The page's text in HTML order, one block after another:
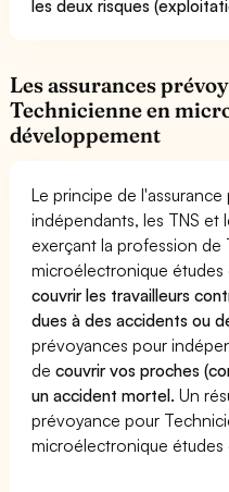
les deux risques
Les assurances
Technicienne en
développement
Le principe de
indépendants, les TNS et
exerçant la profession
microélectronique
couvrir les travailleurs
dues à des accidents ou
prévoyances pour
decouvrir vos proches
un accident mortel. Un
prévoyance pour
microélectronique